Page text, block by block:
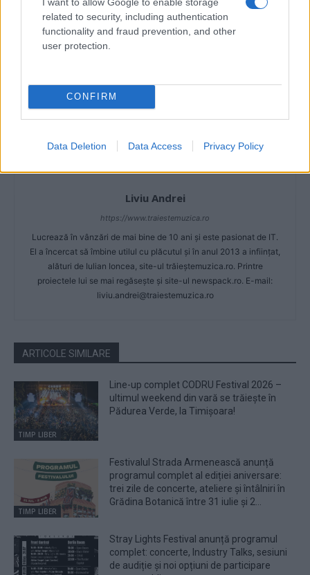
related to security, including authentication
functionality and fraud prevention, and other
user protection.
CONFIRM
Data Deletion Data Access Privacy Policy
VIDEO Nicole Cherry a mers
la „Fifty Shades of Grey“ cu
acordul tatălui ei
Jess Glynne a lansat
videoclipul melodiei „Hold my
Liviu Andrei
https://www.traiestemuzica.ro
Lucrează în vânzări de mai bine de 10 ani și este pasionat de IT.
El a încercat să îmbine utilul cu plăcutul și în anul 2013 a inființat,
alături de Iulian Ioncea, site-ul trăieștemuzica.ro. Printre
proiectele lui se mai regăsește și site-ul newspack.ro. E-mail:
liviu.andrei@traiestemuzica.ro
ARTICOLE SIMILARE
TIMP LIBER
Line-up complet CODRU Festival 2026 –
ultimul weekend din vară se trăiește în
Pădurea Verde, la Timișoara!
TIMP LIBER
Festivalul Strada Armenească anunță
programul complet al ediției aniversare:
trei zile de concerte, ateliere și întâlniri în
Grădina Botanică între 31 iulie și 2...
Stray Lights Festival anunță programul
complet: concerte, Industry Talks, sesiuni
de audiție și noi opțiuni de participare